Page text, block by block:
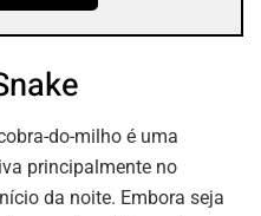
do-milho é uma
principalmente no
da noite. Embora seja